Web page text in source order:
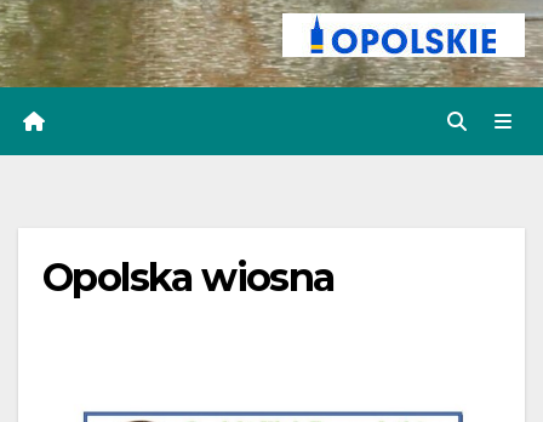
Opolska wiosna